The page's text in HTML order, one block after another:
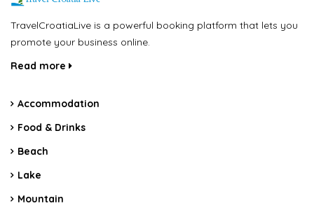
TravelCroatiaLive is a powerful booking platform that lets you
promote your business online.
Read more
Accommodation
Food & Drinks
Beach
Lake
Mountain